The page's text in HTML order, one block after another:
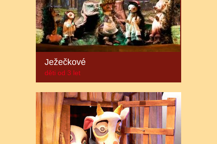
Ježečkové
děti od 3 let